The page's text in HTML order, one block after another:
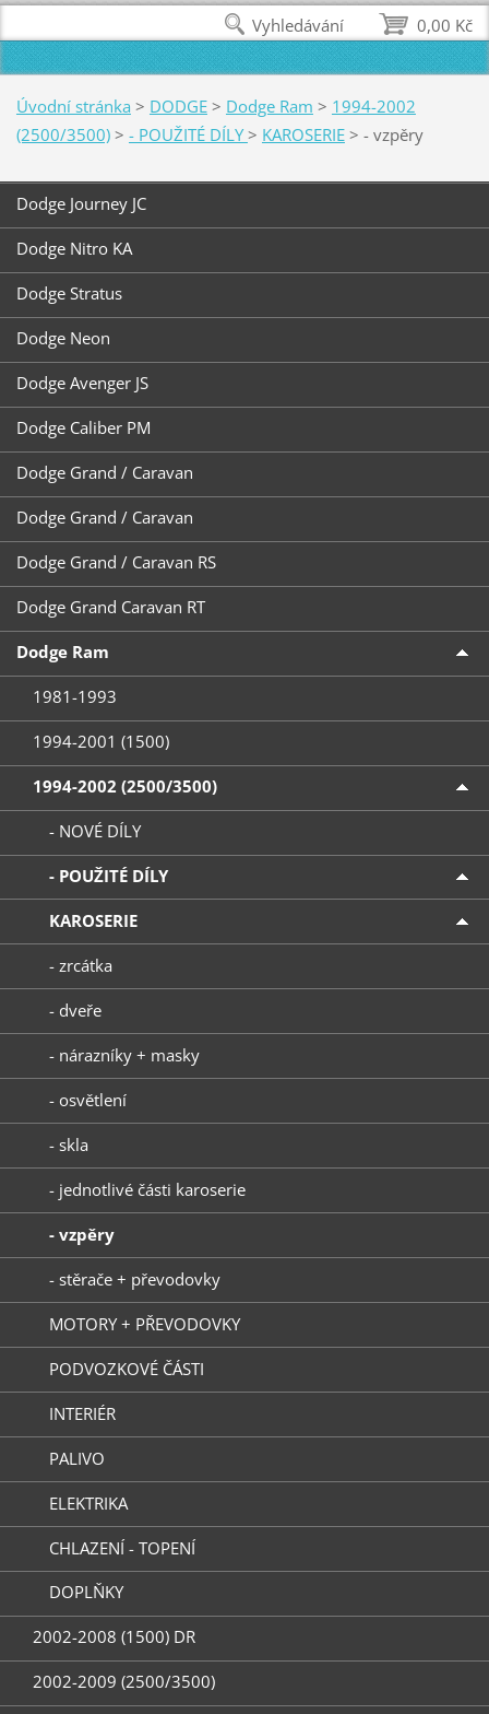
Úvodní stránka > DODGE > Dodge Ram > 1994-2002
(2500/3500) > - POUŽITÉ DÍLY> KAROSERIE > - vzpěry
Dodge Journey JC
Dodge Nitro KA
Dodge Stratus
Dodge Neon
Dodge Avenger JS
Dodge Caliber PM
Dodge Grand / Caravan
Dodge Grand / Caravan
Dodge Grand / Caravan RS
Dodge Grand Caravan RT
Dodge Ram
1981-1993
1994-2001 (1500)
1994-2002 (2500/3500)
- NOVÉ DÍLY
- POUŽITÉ DÍLY
KAROSERIE
- zrcátka
- dveře
- nárazníky + masky
- osvětlení
- skla
- jednotlivé části karoserie
- vzpěry
- stěrače + převodovky
MOTORY + PŘEVODOVKY
PODVOZKOVÉ ČÁSTI
INTERIÉR
PALIVO
ELEKTRIKA
CHLAZENÍ - TOPENÍ
DOPLŇKY
2002-2008 (1500) DR
2002-2009 (2500/3500)
0,00 Kč
Vyhledávání